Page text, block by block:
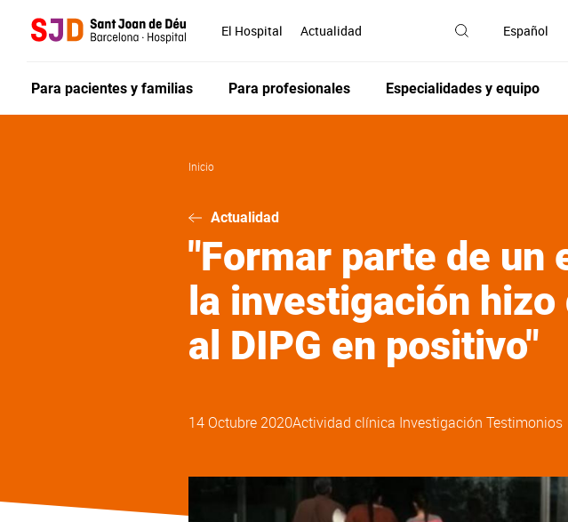
El Hospital Actualidad
Para pacientes y familias Para profesionales Especialidades y equipo
Inicio
Actualidad
"Formar parte de un
la investigación
al DIPG en positivo"
14 Octubre 2020Actividad clínica Investigación Testimonios